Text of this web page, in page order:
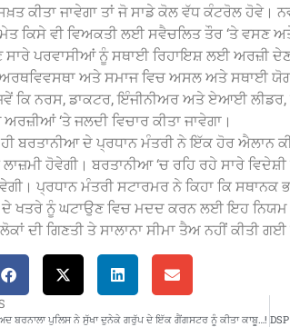
ਕੀਤਾ ਜਾਵੇਗਾ ਤਾਂ ਜੋ ਸਾਡੇ ਕੋਲ ਵੱਧ ਕੰਟਰੋਲ ਹੋਵੇ।
ਕਿਸੇ ਵੀ ਵਿਅਕਤੀ ਲਈ ਸਵੈਚਲਿਤ ਤੌਰ ‘ਤੇ ਵਸਣ
ਸਾਰੇ ਪਰਵਾਸੀਆਂ ਨੂੰ ਸਥਾਈ ਰਿਹਾਇਸ਼ ਲਈ ਅਰਜ਼ੀ
ਅਤੇ ਸਮਾਜ ਵਿਚ ਅਸਲ ਅਤੇ ਸਥਾਈ
ਕਿ ਨਰਸ, ਡਾਕਟਰ, ਇੰਜੀਨੀਅਰ ਅਤੇ ਏਆਈ
‘ਤੇ ਜਲਦੀ ਵਿਚਾਰ ਕੀਤਾ ਜਾਵੇਗਾ।
ਬਰਤਾਨੀਆ ਦੇ ਪ੍ਰਧਾਨ ਮੰਤਰੀ ਨੇ ਇੱਕ ਹੋਰ ਐਲਾਨ
ਹੋਵੇਗੀ। ਬਰਤਾਨੀਆ ‘ਚ ਰਹਿ ਰਹੇ ਸਾਰੇ
ਪ੍ਰਧਾਨ ਮੰਤਰੀ ਸਟਾਰਮਰ ਨੇ ਕਿਹਾ ਕਿ
ਦੇ ਖਤਰੇ ਨੂੰ ਘਟਾਉਣ ਵਿਚ ਮਦਦ ਕਰਨ ਲਈ ਇਹ
ਦੀ ਗਿਣਤੀ ਤੇ ਸਾਲਾਨਾ ਸੀਮਾ ਤੈਅ ਨਹੀਂ ਕੀਤੀ ਗਈ
ਬਰਨਾਲਾ ਪੁਲਿਸ ਨੇ ਸੁੱਖਾ ਦੁਨੇਕੇ ਗਰੁੱਪ ਦੇ ਇੱਕ ਗੈਂਗਸਟਰ ਨੂੰ ਕੀਤਾ ਕਾਬੂ…!